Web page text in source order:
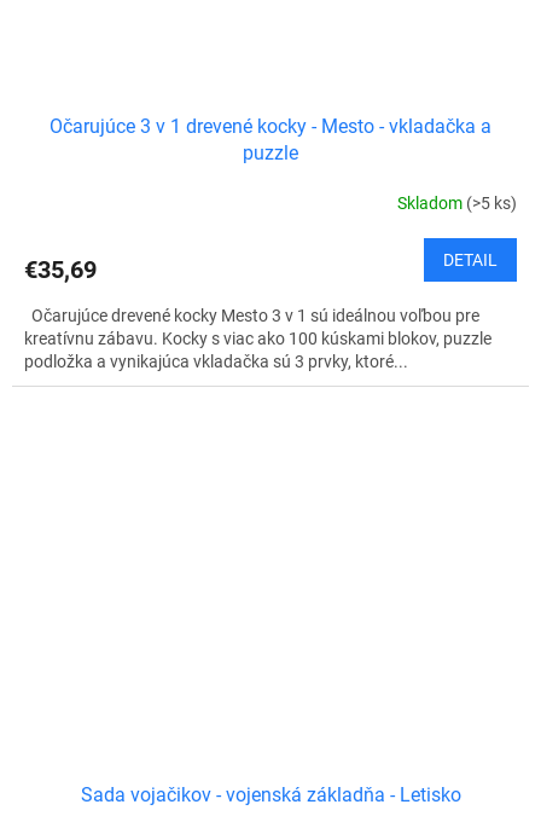
Očarujúce 3 v 1 drevené kocky - Mesto - vkladačka a
puzzle
Skladom (>5 ks)
€35,69 DETAIL
Očarujúce drevené kocky Mesto 3 v 1 sú ideálnou voľbou pre
kreatívnu zábavu. Kocky s viac ako 100 kúskami blokov, puzzle
podložka a vynikajúca vkladačka sú 3 prvky, ktoré...
Sada vojačikov - vojenská základňa - Letisko